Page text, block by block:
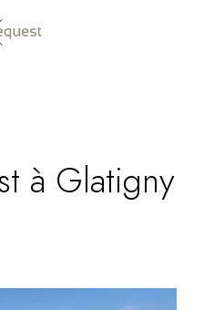
à Glatigny